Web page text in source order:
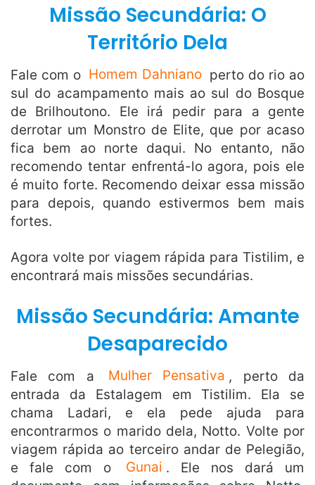
Missão Secundária: O
Território Dela
Fale com o Homem Dahniano perto do rio ao
sul do acampamento mais ao sul do Bosque
de Brilhoutono. Ele irá pedir para a gente
derrotar um Monstro de Elite, que por acaso
fica bem ao norte daqui. No entanto, não
recomendo tentar enfrentá-lo agora, pois ele
é muito forte. Recomendo deixar essa missão
para depois, quando estivermos bem mais
fortes.
Agora volte por viagem rápida para Tistilim, e
encontrará mais missões secundárias.
Missão Secundária: Amante
Desaparecido
Fale com a Mulher Pensativa , perto da
entrada da Estalagem em Tistilim. Ela se
chama Ladari, e ela pede ajuda para
encontrarmos o marido dela, Notto. Volte por
viagem rápida ao terceiro andar de Pelegião,
e fale com o
Gunai . Ele nos dará um